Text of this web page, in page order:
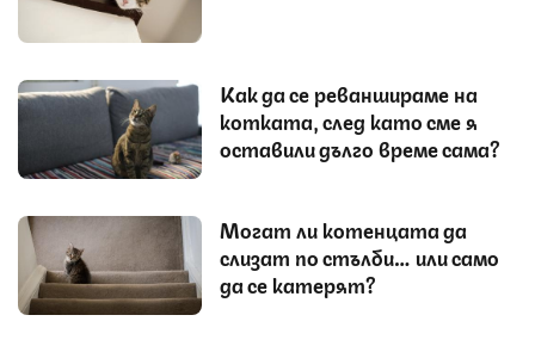
Как да се реваншираме на
котката, след като сме я
оставили дълго време сама?
Могат ли котенцата да
слизат по стълби… или само
да се катерят?